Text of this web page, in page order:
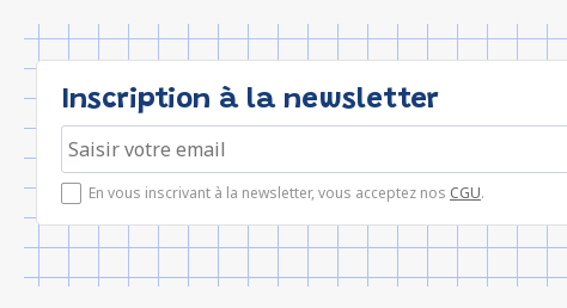
Inscription à la newsletter
En vous inscrivant à la newsletter, vous acceptez nos CGU.